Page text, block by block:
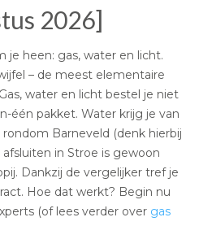
2026]
heen: gas, water en licht.
– de meest elementaire
water en licht bestel je niet
één pakket. Water krijg je van
Barneveld (denk hierbij
in Stroe is gewoon
Dankzij de vergelijker tref je
Hoe dat werkt? Begin nu
(of lees verder over gas